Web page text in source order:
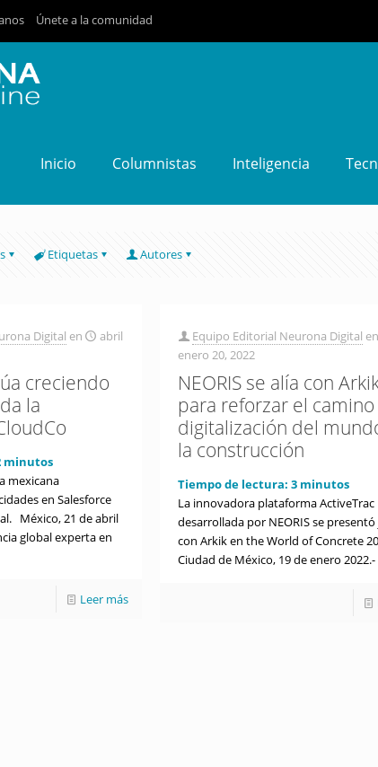
Únete a la comunidad
Inicio Columnistas Inteligencia
Etiquetas Autores
Digital en
abril
creciendo
la
minutos
mexicana
en Salesforce
México, 21 de abril
global experta en
Leer más
Equipo Editorial Neurona Digital en
enero 20, 2022
NEORIS se alía con
para reforzar el
digitalización del
la construcción
Tiempo de lectura:3 minutos
La innovadora plataforma ActiveTrac
desarrollada por NEORIS se
con Arkik en the World of Concrete
Ciudad de México, 19 de enero 2022.-